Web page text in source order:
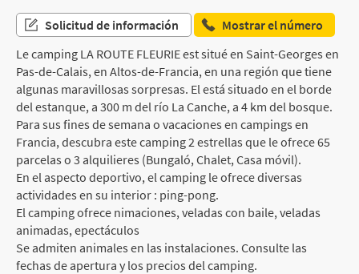
Solicitud de información
Mostrar el número
Le camping LA ROUTE FLEURIE est situé en Saint-Georges en
Pas-de-Calais, en Altos-de-Francia, en una región que tiene
algunas maravillosas sorpresas. El está situado en el borde
del estanque, a 300 m del río La Canche, a 4 km del bosque.
Para sus fines de semana o vacaciones en campings en
Francia, descubra este camping 2 estrellas que le ofrece 65
parcelas o 3 alquilieres (Bungaló, Chalet, Casa móvil).
En el aspecto deportivo, el camping le ofrece diversas
actividades en su interior : ping-pong.
El camping ofrece nimaciones, veladas con baile, veladas
animadas, epectáculos
Se admiten animales en las instalaciones. Consulte las
fechas de apertura y los precios del camping.